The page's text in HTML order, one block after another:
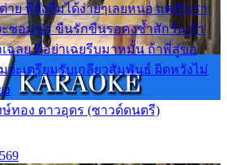
ย พี่ยังลืมได้ง่ายๆเลยหนอ แค่ตัวเรา
ซอมซ่อ ขืนรักขืนรอคงช้ำสักวัน ถ้า
ฉลย พี่อย่าเฉยรีบมาหมั้น ถ้าพี่สู่ขอ
จะเตรียมรับเกลียวสัมพันธ์ ผิดหวังไม่
ทอง ดาวอุดร (ซาวด์ดนตรี)